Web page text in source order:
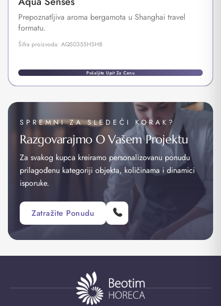
Prepoznatljiva aroma bergamota u Shanghai travel
formatu.
Šifra proizvoda: AQS035SHSHB
Pošaljite Upit Za Cenu
SPREMNI ZA SLEDEĆI KORAK?
Razgovarajmo O Vašem Projektu
Za svakog kupca kreiramo personalizovanu ponudu
prilagođenu kategoriji objekta, količinama i dinamici
isporuke.
Zatražite Ponudu